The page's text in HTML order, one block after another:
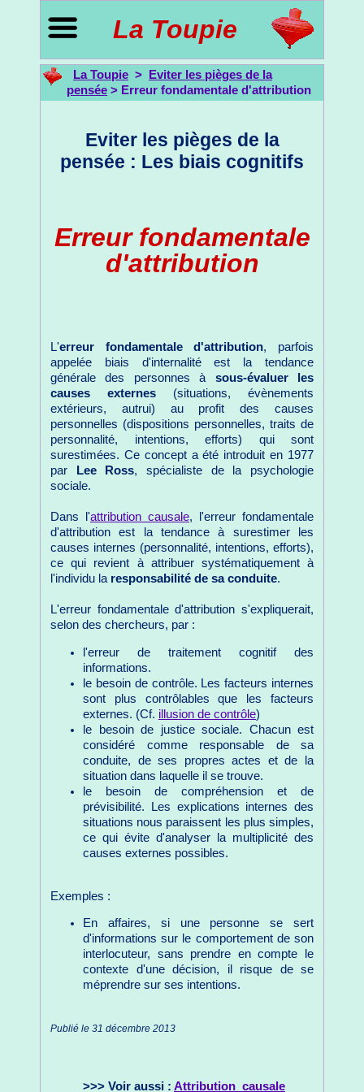
La Toupie
La Toupie >
Eviter les pièges de la
pensée > Erreur fondamentale d'attribution
Eviter les pièges de la
pensée : Les biais cognitifs
Erreur fondamentale
d'attribution
L'erreur fondamentale d'attribution, parfois
appelée biais d'internalité est la tendance
générale des personnes à sous-évaluer les
causes externes (situations, évènements
extérieurs, autrui) au profit des causes
personnelles (dispositions personnelles, traits de
personnalité, intentions, efforts) qui sont
surestimées. Ce concept a été introduit en 1977
par
Lee Ross, spécialiste de la psychologie
sociale.
Dans l'attribution causale, l'erreur fondamentale
d'attribution est la tendance à surestimer les
causes internes (personnalité, intentions, efforts),
ce qui revient à attribuer systématiquement à
l'individu la responsabilité de sa conduite.
L'erreur fondamentale d'attribution s'expliquerait,
selon des chercheurs, par :
l'erreur de traitement cognitif des
informations.
le besoin de contrôle. Les facteurs internes
sont plus contrôlables que les facteurs
externes. (Cf. illusion de contrôle)
le besoin de justice sociale. Chacun est
considéré comme responsable de sa
conduite, de ses propres actes et de la
situation dans laquelle il se trouve.
le besoin de compréhension et de
prévisibilité. Les explications internes des
situations nous paraissent les plus simples,
ce qui évite d'analyser la multiplicité des
causes externes possibles.
Exemples :
En affaires, si une personne se sert
d'informations sur le comportement de son
interlocuteur, sans prendre en compte le
contexte d'une décision, il risque de se
méprendre sur ses intentions.
Publié le 31 décembre 2013
>>> Voir aussi : Attribution_causale